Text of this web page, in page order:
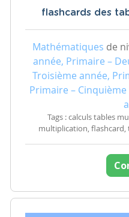
flashcards des
Mathématiques de
année, Primaire –
Troisième année,
Primaire –
Tags : calculs tables
multiplication,